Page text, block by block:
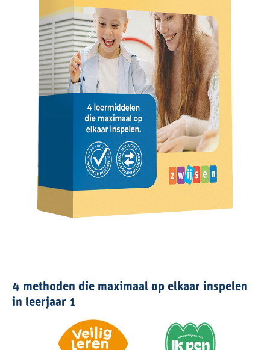
4 methoden die maximaal op elkaar inspelen
in leerjaar 1